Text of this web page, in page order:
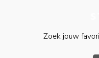
Zoek jouw